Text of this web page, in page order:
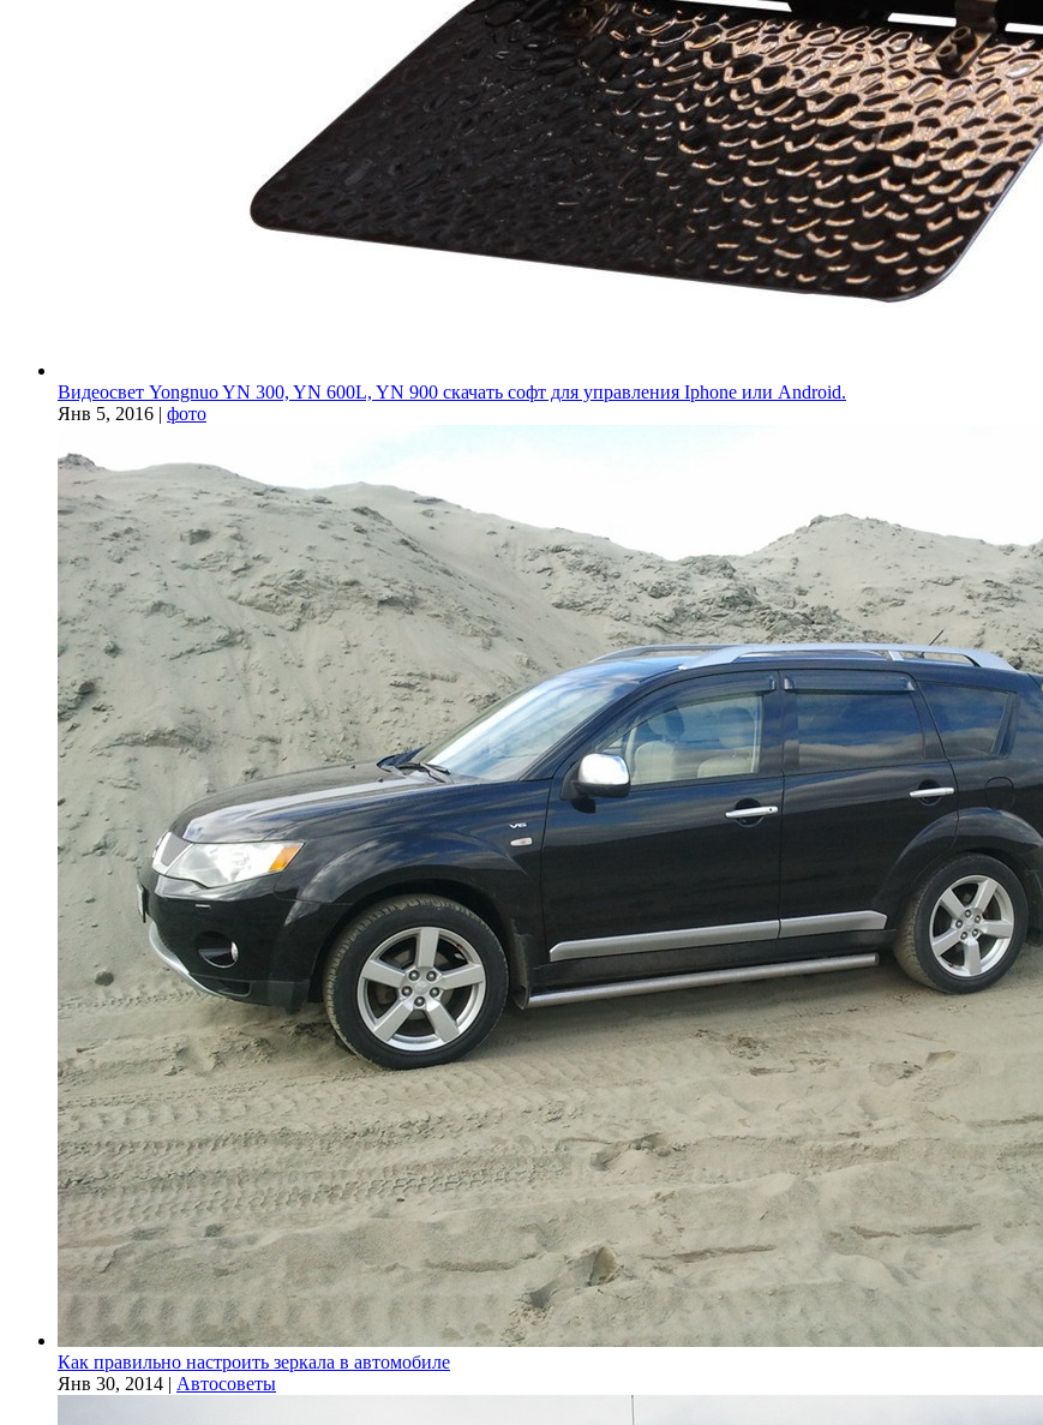
Видеосвет Yongnuo YN 300, YN 600L, YN 900 скачать софт для управления Iphone или Android.
Янв 5, 2016 | фото
Как правильно настроить зеркала в автомобиле
Янв 30, 2014 | Автосоветы